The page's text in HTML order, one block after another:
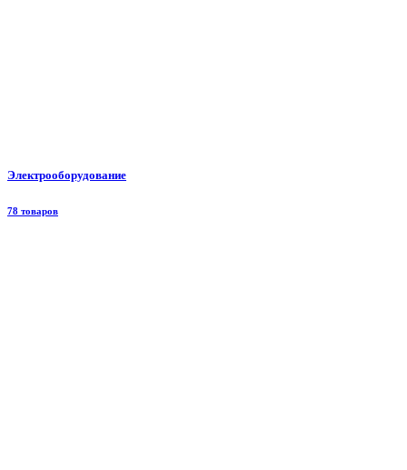
Электрооборудование
78 товаров